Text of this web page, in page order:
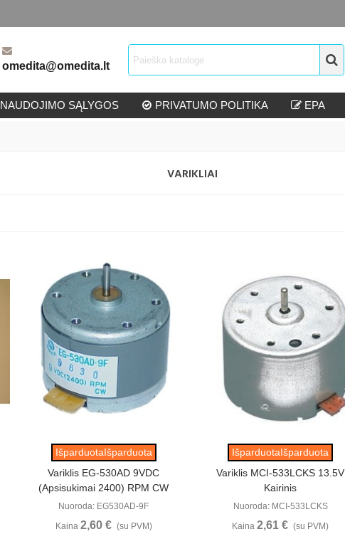
omedita@omedita.lt
NAUDOJIMO SĄLYGOS PRIVATUMO POLITIKA EPA
VARIKLIAI
Peržiūrėti
IšparduotaIšparduota
Variklis EG-530AD 9VDC
(apsisukimai 2400) RPM CW
Nuoroda: EG530AD-9F
Kaina 2,60 € (su PVM)
Peržiūrėti
IšparduotaIšparduota
Variklis MCI-533LCKS 13.5V
Kairinis
Nuoroda: MCI-533LCKS
Kaina2,61 € (su PVM)